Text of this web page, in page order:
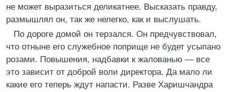
не может выразиться деликатнее. Высказать правду,
размышлял он, так же нелегко, как и выслушать.
По дороге домой он терзался. Он предчувствовал,
что отныне его служебное поприще не будет усыпано
розами. Повышения, надбавки к жалованью — все
это зависит от доброй воли директора. Да мало ли
какие его теперь ждут напасти. Разве Харишчандра